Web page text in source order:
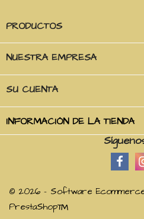
PRODUCTOS
NUESTRA EMPRESA
SU CUENTA
INFORMACIÓN DE LA TIENDA
© 2026 - Software
PrestaShop™